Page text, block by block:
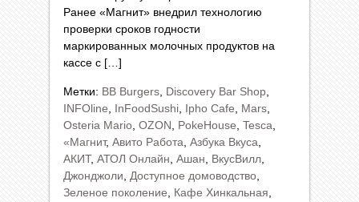
Ранее «Магнит» внедрил технологию
проверки сроков годности
маркированных молочных продуктов на
кассе с […]
Метки: BB Burgers Discovery Bar Shop
INFOline
InFoodSushi Ipho Cafe Mars
Osteria Mario OZON PokeHouse Tesca
«Магнит, Авито Работа Азбука Вкуса
АКИТ, АТОЛ Онлайн Ашан ВкусВилл
Джонджоли
Доступное домоводство
Зеленое поколение
Кафе Хинкальная